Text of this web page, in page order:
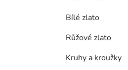
Bílé zlato
Růžové zlato
Kruhy a kroužky